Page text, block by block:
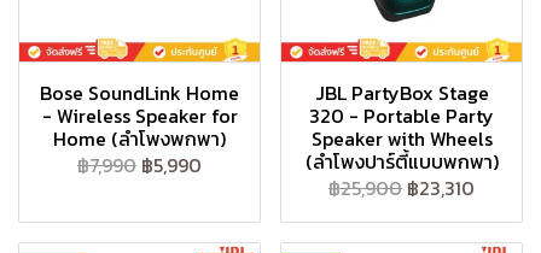
Bose SoundLink Home
- Wireless Speaker for
Home (ลำโพงพกพา)
฿7,990 ฿5,990
JBL PartyBox Stage
320 - Portable Party
Speaker with Wheels
(ลำโพงปาร์ตี้แบบพกพา)
฿25,900 ฿23,310